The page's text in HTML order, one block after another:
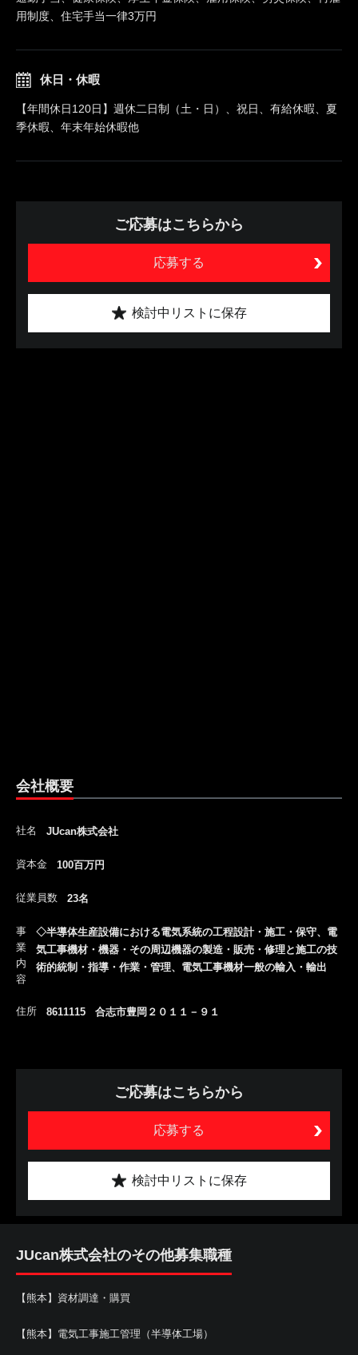
用制度、住宅手当一律3万円
休日・休暇
【年間休日120日】週休二日制（土・日）、祝日、有給休暇、夏
季休暇、年末年始休暇他
ご応募はこちらから
応募する
検討中リストに保存
会社概要
社名 JUcan株式会社
資本金 100百万円
従業員数 23名
事
業
内
容
◇半導体生産設備における電気系統の工程設計・施工・保守、電
気工事機材・機器・その周辺機器の製造・販売・修理と施工の技
術的統制・指導・作業・管理、電気工事機材一般の輸入・輸出
住所 8611115 合志市豊岡２０１１－９１
ご応募はこちらから
応募する
検討中リストに保存
JUcan株式会社のその他募集職種
【熊本】資材調達・購買
【熊本】電気工事施工管理（半導体工場）